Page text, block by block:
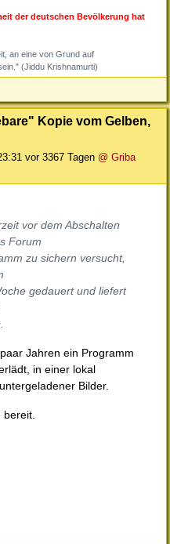
der deutschen Bevölkerung hat
an eine von Grund auf
(Jiddu Krishnamurti)
Kopie vom Gelben,
vor 3367 Tagen @ Griba
vor dem Abschalten
Forum
zu sichern versucht,
gedauert und liefert
Jahren ein Programm
in einer lokal
Bilder.
bereit.